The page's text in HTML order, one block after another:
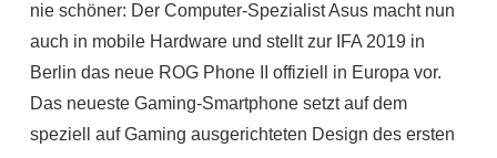
nie schöner: Der Computer-Spezialist Asus macht nun
auch in mobile Hardware und stellt zur IFA 2019 in
Berlin das neue ROG Phone II offiziell in Europa vor.
Das neueste Gaming-Smartphone setzt auf dem
speziell auf Gaming ausgerichteten Design des ersten